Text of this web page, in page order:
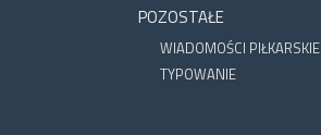
POZOSTAŁE
WIADOMOŚCI PIŁKARSKIE
TYPOWANIE